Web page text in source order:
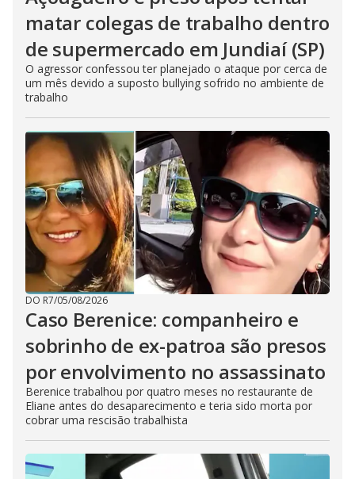
matar colegas de trabalho dentro
de supermercado em Jundiaí (SP)
O agressor confessou ter planejado o ataque por cerca de
um mês devido a suposto bullying sofrido no ambiente de
trabalho
DO R7/05/08/2026
Caso Berenice: companheiro e
sobrinho de ex-patroa são presos
por envolvimento no assassinato
Berenice trabalhou por quatro meses no restaurante de
Eliane antes do desaparecimento e teria sido morta por
cobrar uma rescisão trabalhista